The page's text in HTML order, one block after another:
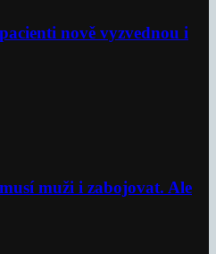
nově vyzvednou i
muži i zabojovat. Ale